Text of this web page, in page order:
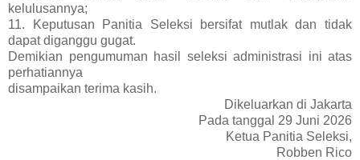
kelulusannya;
11. Keputusan Panitia Seleksi bersifat mutlak dan tidak
dapat diganggu gugat.
Demikian pengumuman hasil seleksi administrasi ini atas
perhatiannya
disampaikan terima kasih.
Dikeluarkan di Jakarta
Pada tanggal 29 Juni 2026
Ketua Panitia Seleksi,
Robben Rico